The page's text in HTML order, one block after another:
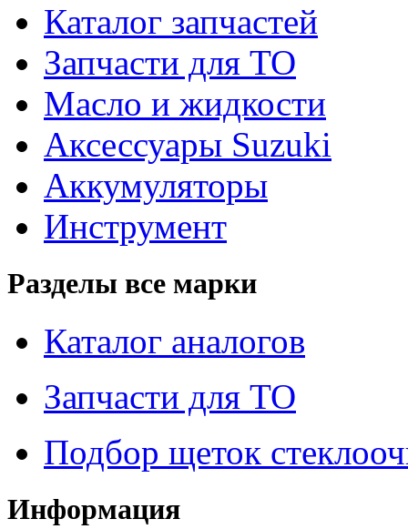
Каталог запчастей
Запчасти для ТО
Масло и жидкости
Аксессуары Suzuki
Аккумуляторы
Инструмент
Разделы все марки
Каталог аналогов
Запчасти для ТО
Подбор щеток
Информация